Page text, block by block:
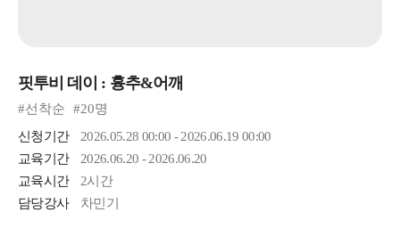
핏투비 데이 : 흉추&어깨
#선착순
#20명
신청기간
2026.05.28 00:00 - 2026.06.19 00:00
교육기간
2026.06.20 - 2026.06.20
교육시간
2시간
담당강사
차민기